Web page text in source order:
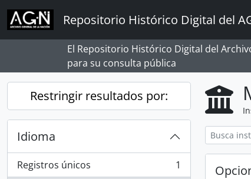
Skip to main content
Repositorio Histórico Digital del
El Repositorio Histórico Digital del
para su consulta pública
Restringir resultados por:
Idioma
Registros únicos
, 1 resultados
1